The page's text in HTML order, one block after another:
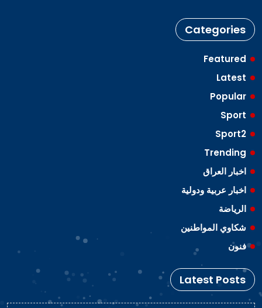
Categories
Featured
Latest
Popular
Sport
Sport2
Trending
اخبار العراق
اخبار عربية ودولية
الرياضة
شكاوي المواطنين
فنون
Latest Posts